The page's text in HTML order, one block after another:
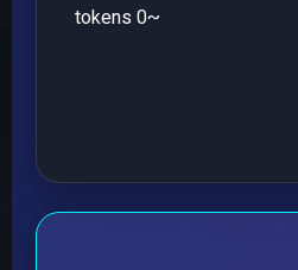
~0 tokens